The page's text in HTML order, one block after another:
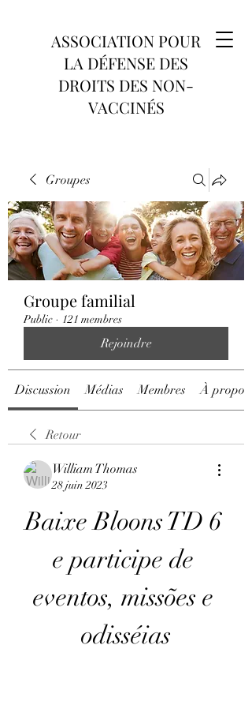
ASSOCIATION POUR
LA DÉFENSE DES
DROITS DES NON-
VACCINÉS
Groupes
Groupe familial
Public · 121 membres
Rejoindre
Discussion Médias Membres À propos
Retour
William Thomas
28 juin 2023
Baixe Bloons TD 6
e participe de
eventos, missões e
odisséias